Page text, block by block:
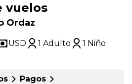
vuelos
Ordaz
USD 1 Adulto
1 Niño
Pagos